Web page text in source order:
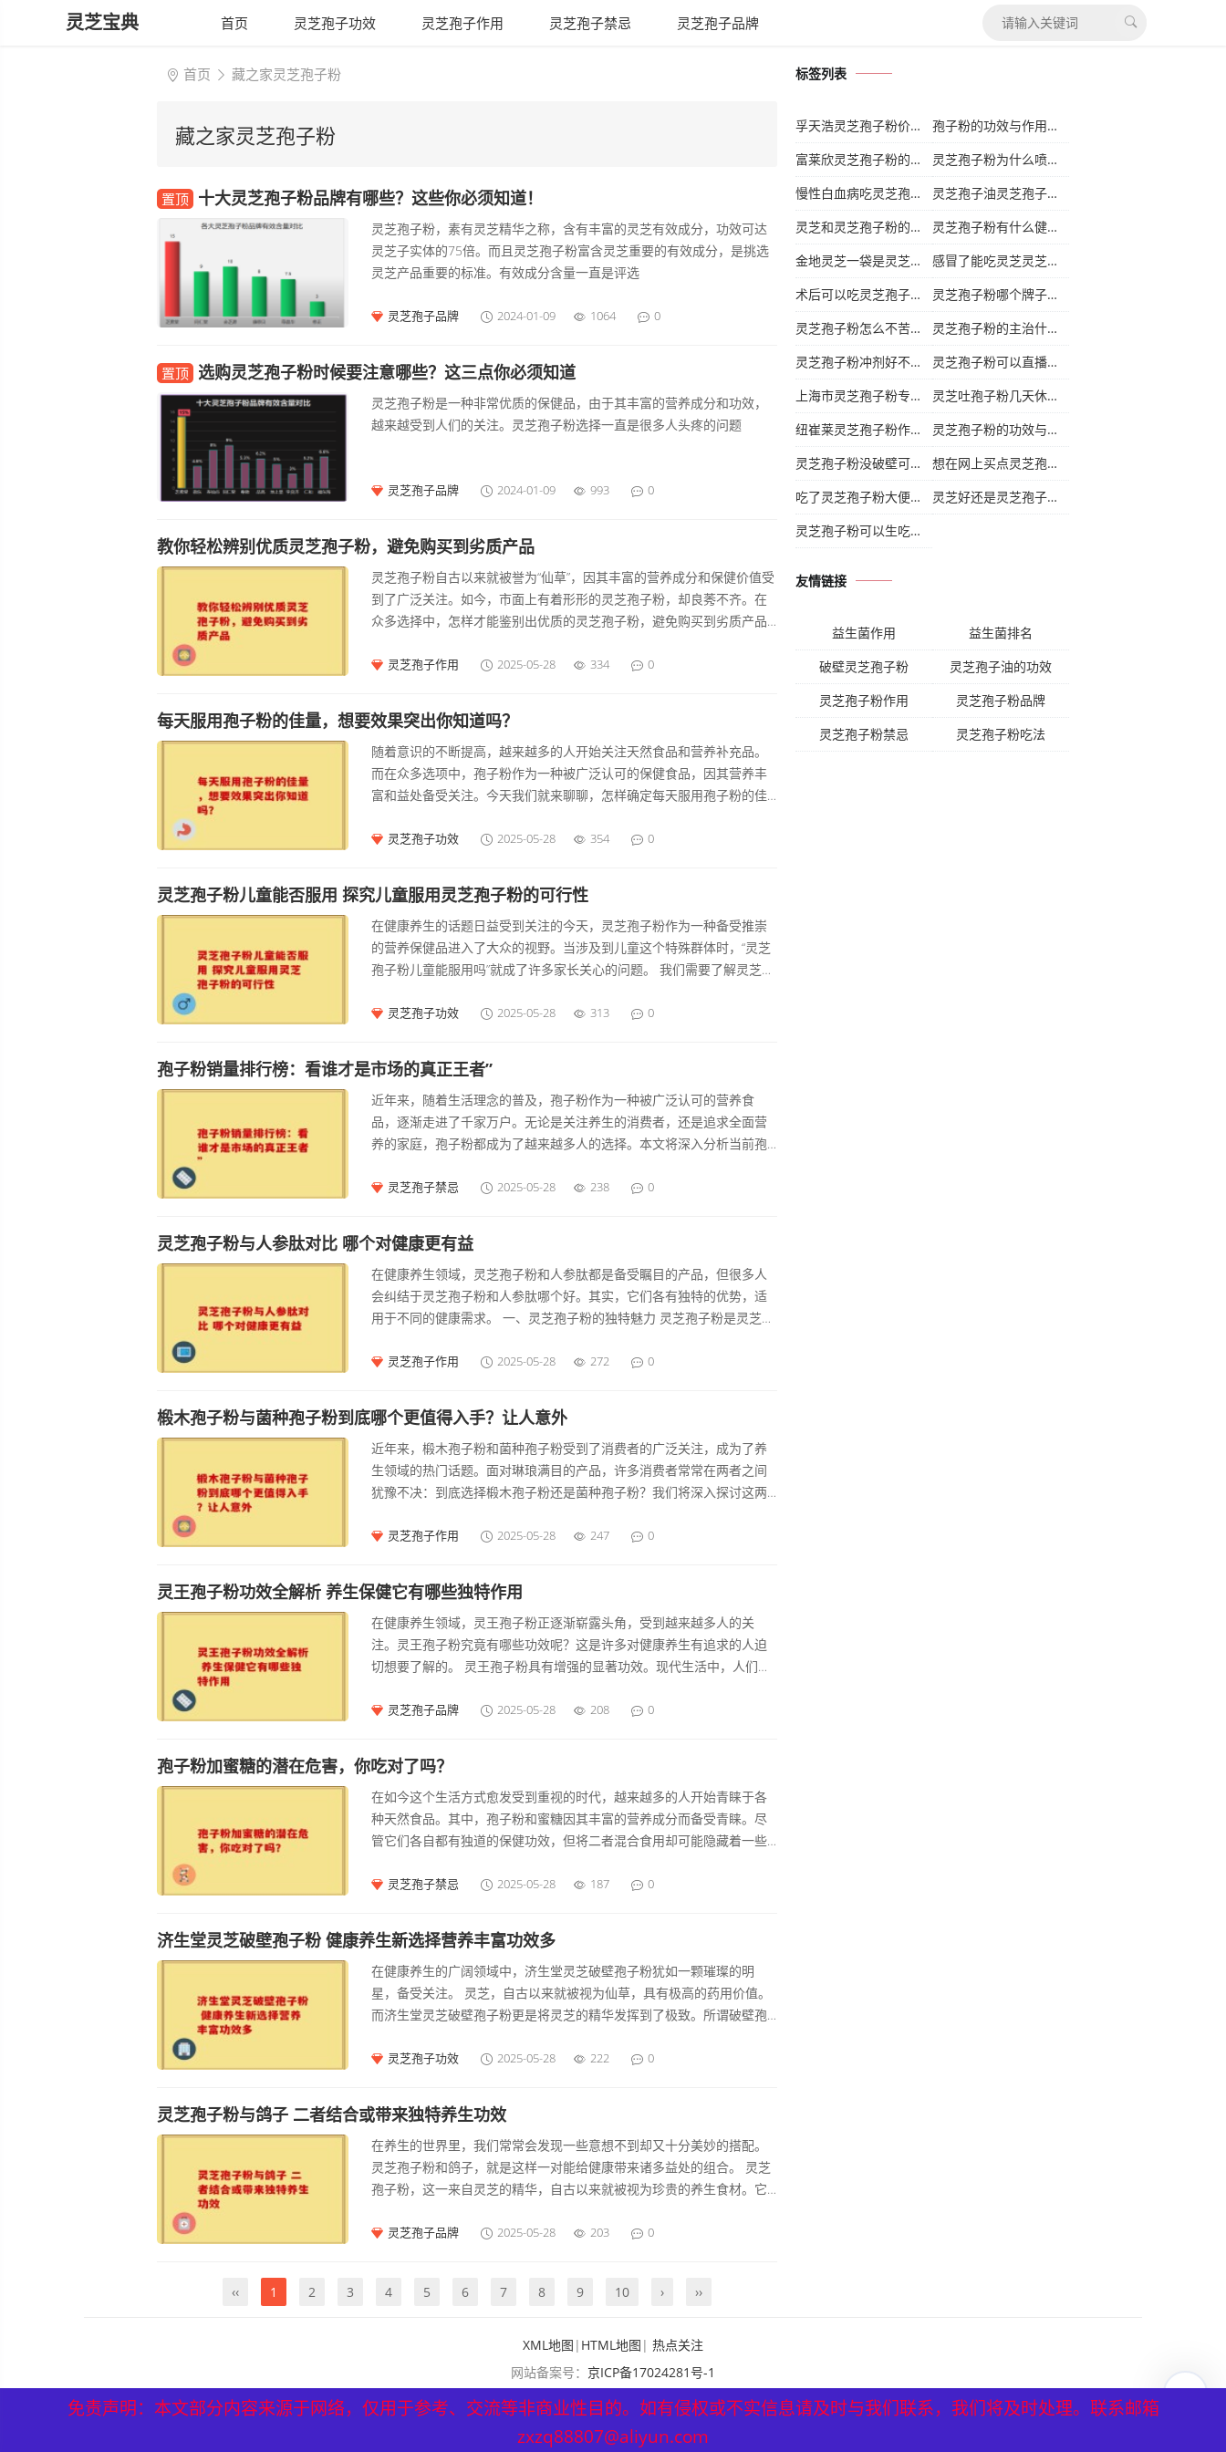
灵芝宝典 首页 灵芝孢子功效 灵芝孢子作用 灵芝孢子禁忌 灵芝孢子品牌
首页 藏之家灵芝孢子粉
藏之家灵芝孢子粉
置顶 十大灵芝孢子粉品牌有哪些？这些你必须知道！
灵芝孢子粉，素有灵芝精华之称，含有丰富的灵芝有效成分，功效可达
灵芝子实体的75倍。而且灵芝孢子粉富含灵芝重要的有效成分，是挑选
灵芝产品重要的标准。有效成分含量一直是评选
灵芝孢子品牌 2024-01-09 1064 0
置顶 选购灵芝孢子粉时候要注意哪些？这三点你必须知道
灵芝孢子粉是一种非常优质的保健品，由于其丰富的营养成分和功效，
越来越受到人们的关注。灵芝孢子粉选择一直是很多人头疼的问题
灵芝孢子品牌 2024-01-09 993 0
教你轻松辨别优质灵芝孢子粉，避免购买到劣质产品
灵芝孢子粉自古以来就被誉为“仙草”，因其丰富的营养成分和保健价值受
到了广泛关注。如今，市面上有着形形的灵芝孢子粉，却良莠不齐。在
众多选择中，怎样才能鉴别出优质的灵芝孢子粉，避免购买到劣质产品
灵芝孢子粉。 了解灵芝孢子粉的基本知识 在深入了解鉴别方法之前，先
多糖、三萜、氨基酸等营养成分，具有较高的营养价值和保健功能。通
常，优质的灵芝孢子粉色泽自然，气味清香，颗粒均匀，而劣质产品往
往存在色泽暗淡、杂质多、气味不佳等现象。了解这些基础知识能够帮
助我们在选购时更具判断力。
灵芝孢子作用 2025-05-28 334 0
每天服用孢子粉的佳量，想要效果突出你知道吗？
随着意识的不断提高，越来越多的人开始关注天然食品和营养补充品。
而在众多选项中，孢子粉作为一种被广泛认可的保健食品，因其营养丰
富和益处备受关注。今天我们就来聊聊，怎样确定每天服用孢子粉的佳
菌类的孢子，经特殊工艺处理后制成的粉末。它含有丰富的氨基酸、维
粉时，可能会有这样的疑问：我每天要吃多少才能达到好的效果？ 适合
的服用量并非一成不变，而是要根据个人的身体状况、生活习惯以及具
体需求来调整。
灵芝孢子功效 2025-05-28 354 0
灵芝孢子粉儿童能否服用 探究儿童服用灵芝孢子粉的可行性
在健康养生的话题日益受到关注的今天，灵芝孢子粉作为一种备受推崇
的营养保健品进入了大众的视野。当涉及到儿童这个特殊群体时，“灵芝
孢子粉儿童能服用吗”就成了许多家长关心的问题。 我们需要了解灵芝孢
类化合物、氨基酸、蛋白质等。这些成分在成人的养生保健方面有着诸
增强人体的；三萜类化合物可能对身体的、等方面有帮助。 但是对于儿
童来说，情况有所不同。儿童的身体处于生长发育阶段，其生理机能尚
未完全成熟。目前并没有足够的科学研究表明灵芝孢子粉对儿童生长发
育有着确切的、积极的影响。儿童的系统也在不断地自然发育完善过程
中，通过均衡的饮食，如摄入足够的蛋白质、维生素、矿物质等，就能
灵芝孢子功效 2025-05-28 313 0
孢子粉销量排行榜：看谁才是市场的真正王者”
近年来，随着生活理念的普及，孢子粉作为一种被广泛认可的营养食
品，逐渐走进了千家万户。无论是关注养生的消费者，还是追求全面营
养的家庭，孢子粉都成为了越来越多人的选择。本文将深入分析当前孢
市场现状 孢子粉作为一种新兴的保健食品，其市场需求逐年攀升。根据
过%。这种趋势不仅源于消费者对产品的关注，还与孢子粉本身丰富的营
养成分密切相关。孢子粉以其天然、营养丰富的特点，受到越来越多消
费者的青睐。
灵芝孢子禁忌 2025-05-28 238 0
灵芝孢子粉与人参肽对比 哪个对健康更有益
在健康养生领域，灵芝孢子粉和人参肽都是备受瞩目的产品，但很多人
会纠结于灵芝孢子粉和人参肽哪个好。其实，它们各有独特的优势，适
用于不同的健康需求。 一、灵芝孢子粉的独特魅力 灵芝孢子粉是灵芝的
调节的作用。在现代生活中，人们面临着各种压力和环境因素的影响，
地抵御外界菌的入侵。例如，经常、体质虚弱的人群，长期服用灵芝孢
子粉可能会减少的频率，增强身体的。
灵芝孢子作用 2025-05-28 272 0
椴木孢子粉与菌种孢子粉到底哪个更值得入手？让人意外
近年来，椴木孢子粉和菌种孢子粉受到了消费者的广泛关注，成为了养
生领域的热门话题。面对琳琅满目的产品，许多消费者常常在两者之间
犹豫不决：到底选择椴木孢子粉还是菌种孢子粉？我们将深入探讨这两
椴木孢子粉，是由椴树上的某些特定真菌产生的孢子，通过自然采集和
和矿物质，因此被视为一种高营养价值的食品。 椴木孢子粉以其良好的
消化吸收性著称。由于其颗粒细腻，人体容易吸收其中的营养成分，非
常适合日常保健。椴木孢子粉具有良好的性能，能帮助抵抗的伤害，促
进。这也是为什么许多人将其视为美容养颜神器的原因。
灵芝孢子作用 2025-05-28 247 0
灵王孢子粉功效全解析 养生保健它有哪些独特作用
在健康养生领域，灵王孢子粉正逐渐崭露头角，受到越来越多人的关
注。灵王孢子粉究竟有哪些功效呢？这是许多对健康养生有追求的人迫
切想要了解的。 灵王孢子粉具有增强的显著功效。现代生活中，人们面
种菌威胁，都需要一个强大的系统来抵御。灵王孢子粉中富含多种营养
淋巴细胞等，让它们发挥出更好的防御功能。就像给身体的系统注入了
一支训练有素的军队，随时准备抵御外来菌的入侵。长期服用灵王孢子
粉，可以使身体在面对、等常见疾时，具有更强的，减少患的几率。
灵芝孢子品牌 2025-05-28 208 0
孢子粉加蜜糖的潜在危害，你吃对了吗？
在如今这个生活方式愈发受到重视的时代，越来越多的人开始青睐于各
种天然食品。其中，孢子粉和蜜糖因其丰富的营养成分而备受青睐。尽
管它们各自都有独道的保健功效，但将二者混合食用却可能隐藏着一些
蜜糖的搭配。 孢子粉与蜜糖各自的营养价值 孢子粉是某些植物（如灵芝
增强和提高。孢子粉的质量参差不齐，尤其是在市场上，某些品牌的孢
子粉可能经过加工或掺杂，因此选择知名品牌仍然是保障品质的一种方
式。
灵芝孢子禁忌 2025-05-28 187 0
济生堂灵芝破壁孢子粉 健康养生新选择营养丰富功效多
在健康养生的广阔领域中，济生堂灵芝破壁孢子粉犹如一颗璀璨的明
星，备受关注。 灵芝，自古以来就被视为仙草，具有极高的药用价值。
而济生堂灵芝破壁孢子粉更是将灵芝的精华发挥到了极致。所谓破壁孢
的丰富营养成分能够被人体充分吸收。这一技术突破，是济生堂灵芝破
严格的质量把控标准。从灵芝的种植开始，就精心挑选适宜的环境，确
保灵芝生长过程中不受污染，吸收充足的养分。在采集孢子粉后，运用
先进的破壁技术，同时保留其活性成分。这一系列严谨的操作流程，使
得济生堂灵芝破壁孢子粉的品质在市场上脱颖而出。
灵芝孢子功效 2025-05-28 222 0
灵芝孢子粉与鸽子 二者结合或带来独特养生功效
在养生的世界里，我们常常会发现一些意想不到却又十分美妙的搭配。
灵芝孢子粉和鸽子，就是这样一对能给健康带来诸多益处的组合。 灵芝
孢子粉，这一来自灵芝的精华，自古以来就被视为珍贵的养生食材。它
节、抗、等多种功能。它就像身体内的一支精锐部队，能够增强系统的
粉时，就像是给身体注入了一股源源不断的活力源泉，从内而外改善身
灵芝孢子品牌 2025-05-28 203 0
‹‹ 1 2 3 4 5 6 7 8 9 10 › ››
标签列表
孚天浩灵芝孢子粉价格 (18) 孢子粉的功效与作用及食用方法
富莱欣灵芝孢子粉的功效
(22) 灵芝孢子粉为什么喷喷了
慢性白血病吃灵芝孢子粉
(20) 灵芝孢子油灵芝孢子粉吃法
灵芝和灵芝孢子粉的功效
(20) 灵芝孢子粉有什么健康作用
金地灵芝一袋是灵芝孢子粉
(18) 感冒了能吃灵芝灵芝孢子粉
术后可以吃灵芝孢子粉吗
(18) 灵芝孢子粉哪个牌子好
灵芝孢子粉怎么不苦呢
(19) 灵芝孢子粉的主治什么病
灵芝孢子粉冲剂好不好
(18) 灵芝孢子粉可以直播吗
上海市灵芝孢子粉专卖店
(20) 灵芝吐孢子粉几天休眠
纽崔莱灵芝孢子粉作用
(17) 灵芝孢子粉的功效与主治功能
灵芝孢子粉没破壁可以用吗
(17) 想在网上买点灵芝孢子粉
吃了灵芝孢子粉大便黏
(18) 灵芝好还是灵芝孢子粉
灵芝孢子粉可以生吃吗
友情链接
益生菌作用
益生菌排名
破壁灵芝孢子粉
灵芝孢子油的功效
灵芝孢子粉作用
灵芝孢子粉品牌
灵芝孢子粉禁忌
灵芝孢子粉吃法
XML地图 | HTML地图 | 热点关注
网站备案号： 京ICP备17024281号-1
免责声明：本文部分内容来源于网络，仅用于参考、交流等非商业性目的。如有侵权或不实信息请及时与我们联系，我们将及时处理。联系邮箱
zxzq88807@aliyun.com